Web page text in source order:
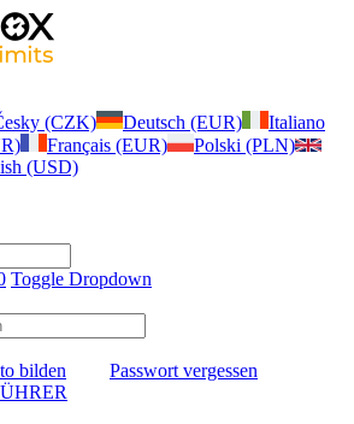
(CZK) Deutsch (EUR)
Italiano
Français (EUR)
Polski (PLN)
(USD)
Toggle Dropdown
bilden
Passwort vergessen